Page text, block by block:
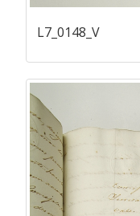
L7_0148_V